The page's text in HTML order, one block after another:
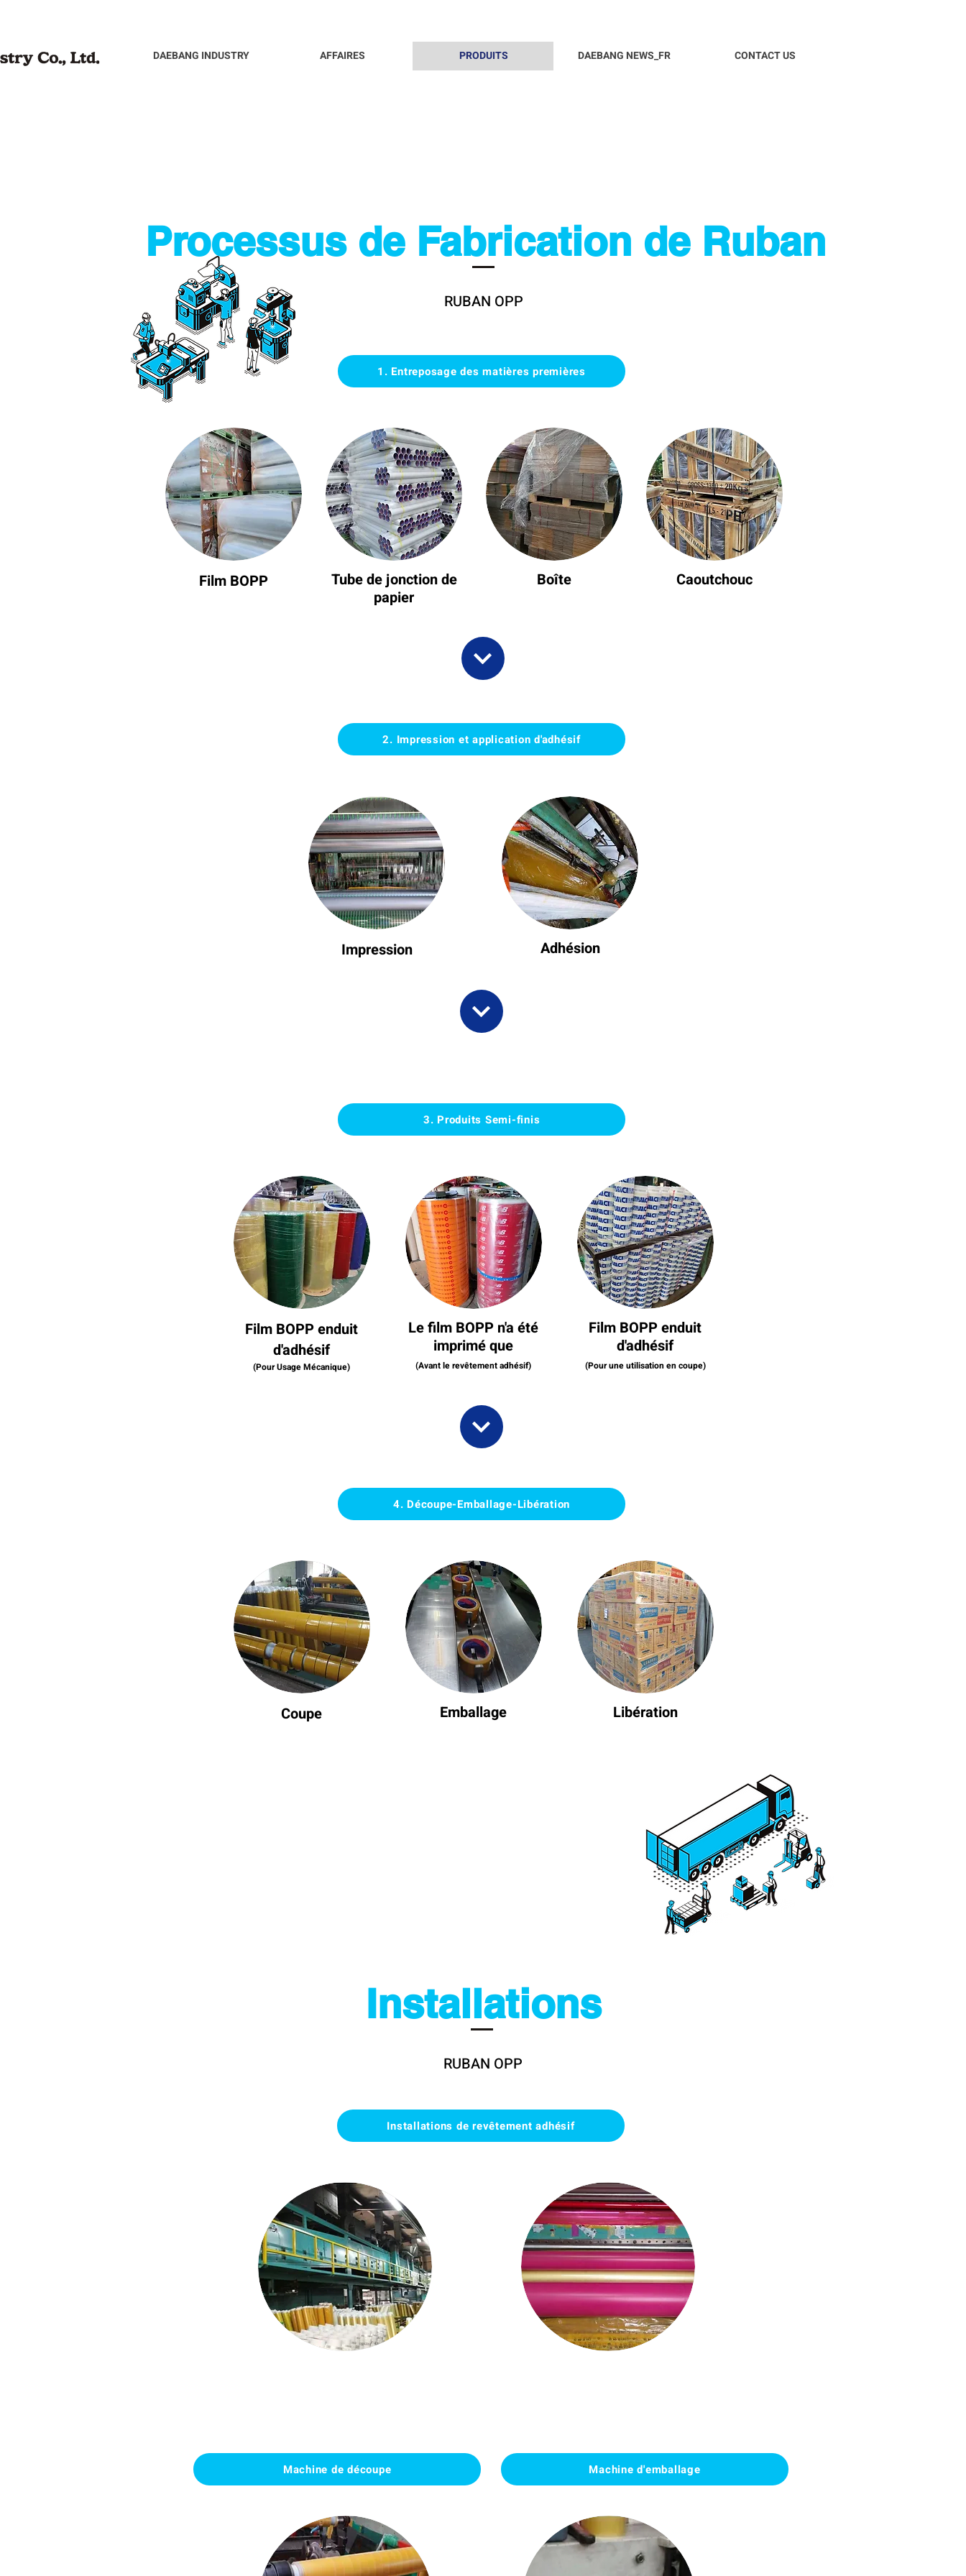
DAEBANG INDUSTRY AFFAIRES PRODUITS DAEBANG NEWS_FR CONTACT US
Processus de Fabrication de Ruban
RUBAN OPP
1. Entreposage des matières premières
Film BOPP
Tube de jonction de
papier
Boîte Caoutchouc
2. Impression et application d'adhésif
Impression Adhésion
3. Produits Semi-finis
Film BOPP enduit
d'adhésif
(Pour Usage Mécanique)
Le film BOPP n'a été
imprimé que
(Avant le revêtement adhésif)
Film BOPP enduit
d'adhésif
(Pour une utilisation en coupe)
4. Découpe-Emballage-Libération
Coupe Emballage Libération
Installations
RUBAN OPP
Installations de revêtement adhésif
Machine de découpe Machine d'emballage